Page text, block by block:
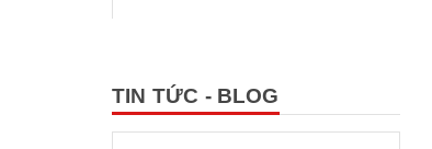
TIN TỨC - BLOG